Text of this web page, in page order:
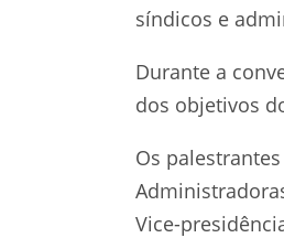
síndicos e
Durante a
dos objetivos
Os
Vice-